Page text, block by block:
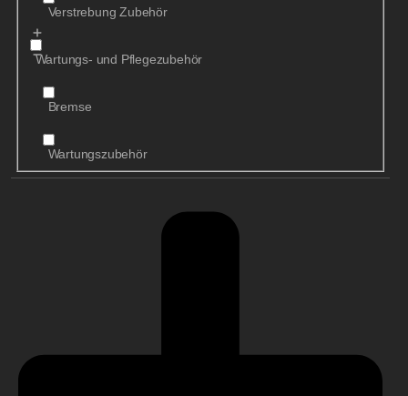
Verstrebung Zubehör
Wartungs- und Pflegezubehör
Bremse
Wartungszubehör